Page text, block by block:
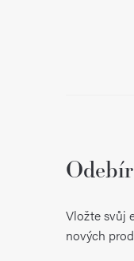
Vložte svůj
nových